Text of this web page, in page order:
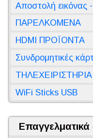
Αποστολή εικόνας -
ΠΑΡΕΛΚΟΜΕΝΑ
HDMI ΠΡΟΪΟΝΤΑ
Συνδρομητικές
ΤΗΛΕΧΕΙΡΙΣΤΗΡΙΑ
WiFi Sticks USB